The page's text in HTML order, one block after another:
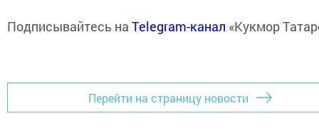
Подписывайтесь на Telegram-канал «Кукмор
Перейти на страницу новости